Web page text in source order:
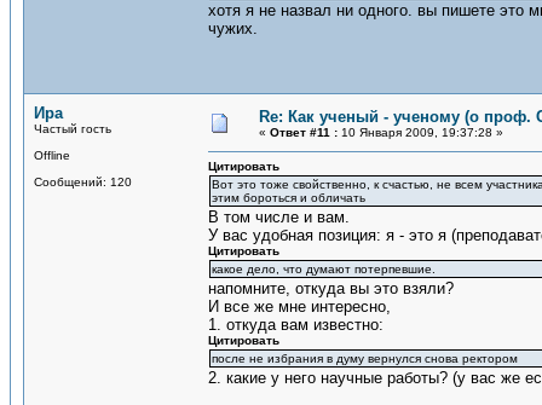
хотя я не назвал ни одного. вы пишете
чужих.
Ира
Частый гость
Offline
Сообщений: 120
Re: Как ученый - ученому (о проф.
« Ответ #11 : 10 Января 2009, 19:37:28 »
Цитировать
Вот это тоже свойственно, к счастью, не всем
этим бороться и обличать
В том числе и вам.
У вас удобная позиция: я - это я
Цитировать
какое дело, что думают потерпевшие.
напомните, откуда вы это взяли?
И все же мне интересно,
1. откуда вам известно:
Цитировать
после не избрания в думу вернулся снова ректором
2. какие у него научные работы? (у вас же